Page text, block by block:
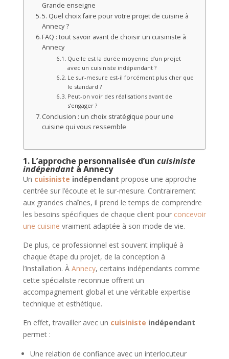
Grande enseigne
5. Quel choix faire pour votre projet de cuisine à
Annecy ?
FAQ : tout savoir avant de choisir un cuisiniste à
Annecy
Quelle est la durée moyenne d’un projet
avec un cuisiniste indépendant ?
Le sur-mesure est-il forcément plus cher que
le standard ?
Peut-on voir des réalisations avant de
s’engager ?
Conclusion : un choix stratégique pour une
cuisine qui vous ressemble
1. L’approche personnalisée d’un cuisiniste
indépendantà Annecy
Un cuisiniste indépendant propose une approche
centrée sur l’écoute et le sur-mesure. Contrairement
aux grandes chaînes, il prend le temps de comprendre
les besoins spécifiques de chaque client pour concevoir
une cuisine vraiment adaptée à son mode de vie.
De plus, ce professionnel est souvent impliqué à
chaque étape du projet, de la conception à
l’installation. À Annecy, certains indépendants comme
cette spécialiste reconnue offrent un
accompagnement global et une véritable expertise
technique et esthétique.
En effet, travailler avec un cuisiniste indépendant
permet :
Une relation de confiance avec un interlocuteur